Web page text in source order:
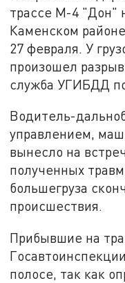
трассе М-4 "Дон"
Каменском
27 февраля. У
произошел
служба УГИБДД
Водитель-
управлением,
вынесло на
полученных
большегруза
происшествия.
Прибывшие на
полосе, так как